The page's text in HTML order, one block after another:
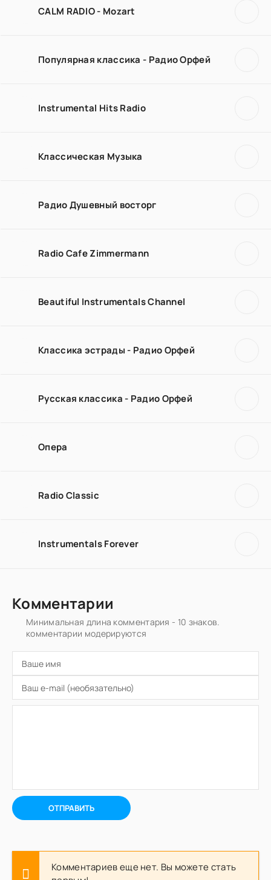
CALM RADIO - Mozart
Популярная классика - Радио Орфей
Instrumental Hits Radio
Классическая Музыка
Радио Душевный восторг
Radio Cafe Zimmermann
Beautiful Instrumentals Channel
Классика эстрады - Радио Орфей
Русская классика - Радио Орфей
Опера
Radio Classic
Instrumentals Forever
Комментарии
Минимальная длина комментария - 10 знаков.
комментарии модерируются
ОТПРАВИТЬ
Комментариев еще нет. Вы можете стать